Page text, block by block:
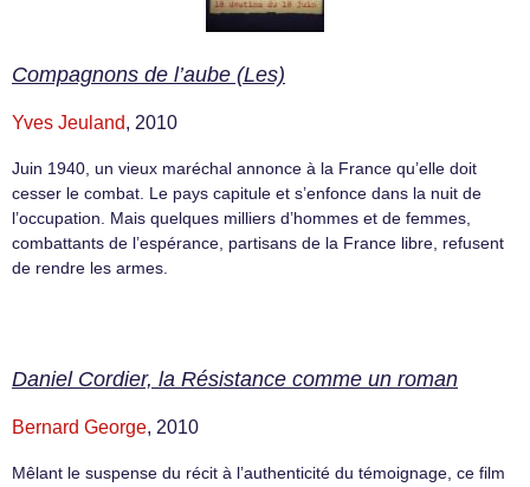
Compagnons de l’aube (Les)
Yves Jeuland, 2010
Juin 1940, un vieux maréchal annonce à la France qu’elle doit
cesser le combat. Le pays capitule et s’enfonce dans la nuit de
l’occupation. Mais quelques milliers d’hommes et de femmes,
combattants de l’espérance, partisans de la France libre, refusent
de rendre les armes.
Daniel Cordier, la Résistance comme un roman
Bernard George, 2010
Mêlant le suspense du récit à l’authenticité du témoignage, ce film